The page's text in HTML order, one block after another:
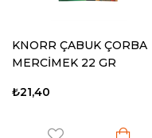
KNORR ÇABUK ÇORBA
MERCİMEK 22 GR
₺21,40